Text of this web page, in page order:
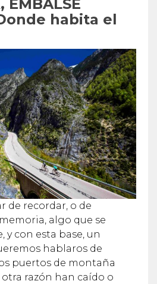
EMBALSE
habita el
de recordar, o de
algo que se
y con esta base, un
hablaros de
puertos de montaña
razón han caído o